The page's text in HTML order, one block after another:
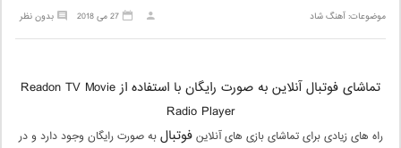
موضوعات:آهنگ شاد بدون نظر 27 می 2018
تماشای فوتبال آنلاین به صورت رایگان با استفاده از Readon TV Movie
Radio Player
راه های زیادی برای تماشای بازی های آنلاینفوتبالبه صورت رایگان وجود دارد و در